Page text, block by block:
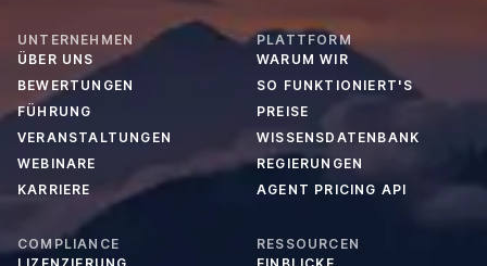
UNTERNEHMEN
ÜBER UNS
BEWERTUNGEN
FÜHRUNG
VERANSTALTUNGEN
WEBINARE
KARRIERE
PLATTFORM
WARUM WIR
SO FUNKTIONIERT'S
PREISE
WISSENSDATENBANK
REGIERUNGEN
AGENT PRICING API
COMPLIANCE
RESSOURCEN